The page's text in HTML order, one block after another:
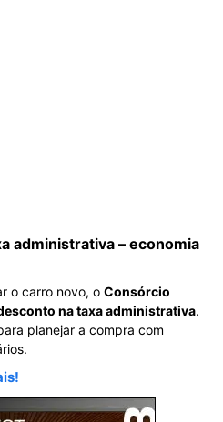
administrativa – economia
o carro novo, o Consórcio
na taxa administrativa.
planejar a compra com